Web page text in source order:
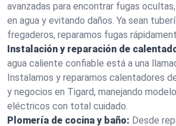
avanzadas para encontrar fugas
en agua y evitando daños. Ya sean
fregaderos, reparamos fugas
Instalación y reparación de
agua caliente confiable está a una
Instalamos y reparamos calentadores
y negocios en Tigard, manejando
eléctricos con total cuidado.
Plomería de cocina y baño: Desde